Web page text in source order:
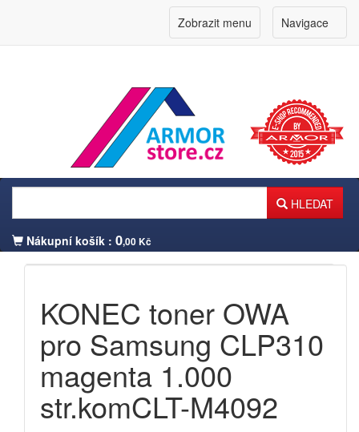
Navigace
Zobrazit menu
HLEDAT
Nákupní košík : 0,00 Kč
Přihlásit se
Nová registrace Ztráta hesla
KONEC toner OWA
pro Samsung CLP310
magenta 1.000
str.komCLT-M4092